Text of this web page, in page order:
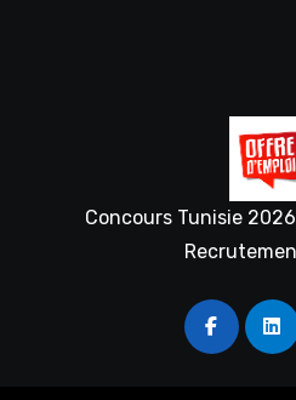
Concours Tunisie